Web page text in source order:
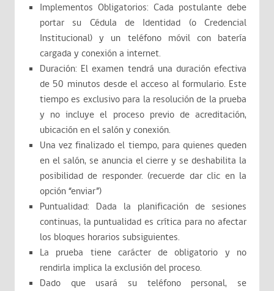
Implementos Obligatorios: Cada postulante debe
portar su Cédula de Identidad (o Credencial
Institucional) y un teléfono móvil con batería
cargada y conexión a internet.
Duración: El examen tendrá una duración efectiva
de 50 minutos desde el acceso al formulario. Este
tiempo es exclusivo para la resolución de la prueba
y no incluye el proceso previo de acreditación,
ubicación en el salón y conexión.
Una vez finalizado el tiempo, para quienes queden
en el salón, se anuncia el cierre y se deshabilita la
posibilidad de responder. (recuerde dar clic en la
opción “enviar”)
Puntualidad: Dada la planificación de sesiones
continuas, la puntualidad es crítica para no afectar
los bloques horarios subsiguientes.
La prueba tiene carácter de obligatorio y no
rendirla implica la exclusión del proceso.
Dado que usará su teléfono personal, se